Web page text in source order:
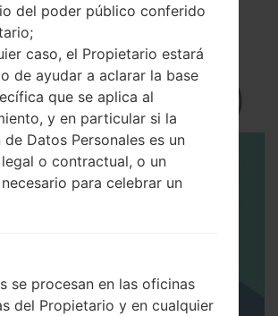
El vídeo
del poder público conferido
caso, el Propietario estará
de ayudar a aclarar la base
que se aplica al
y en particular si la
Datos Personales es un
o contractual, o un
para celebrar un
se procesan en las oficinas
del Propietario y en cualquier